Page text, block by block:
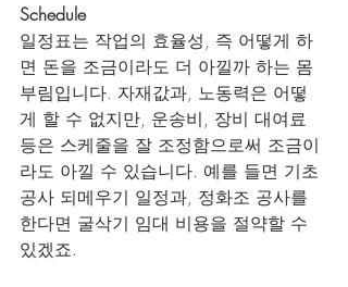
Schedule
일정표는 작업의 효율성, 즉 어떻게 하
면 돈을 조금이라도 더 아낄까 하는 몸
부림입니다. 자재값과, 노동력은 어떻
게 할 수 없지만, 운송비, 장비 대여료
등은 스케줄을 잘 조정함으로써 조금이
라도 아낄 수 있습니다. 예를 들면 기초
공사 되메우기 일정과, 정화조 공사를
한다면 굴삭기 임대 비용을 절약할 수
있겠죠.